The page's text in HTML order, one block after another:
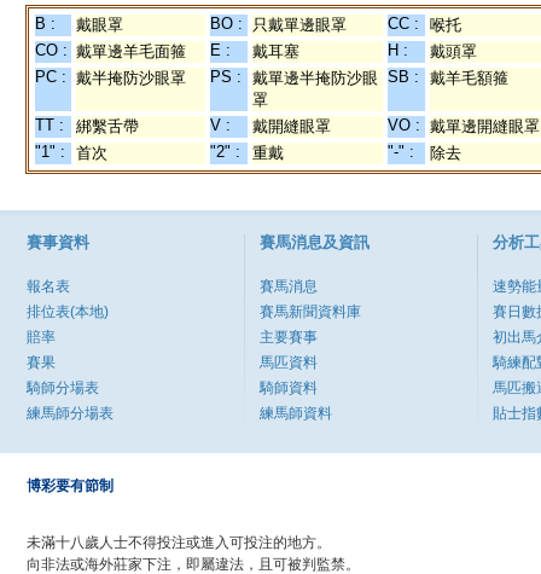
B : 戴眼罩 BO : 只戴單邊眼罩 CC :
喉托
CO : 戴單邊羊毛面箍 E : 戴耳塞 H :
戴頭罩
PC : 戴半掩防沙眼罩 PS :
戴單邊半掩防沙眼
罩
SB : 戴羊毛額箍
TT : 綁繫舌帶 V : 戴開縫眼罩 VO : 戴單邊開縫眼罩
"1" :
首次 "2" : 重戴 "-" : 除去
賽事資料
報名表
排位表(本地)
賠率
賽果
騎師分場表
練馬師分場表
賽馬消息及資訊
賽馬消息
賽馬新聞資料庫
主要賽事
馬匹資料
騎師資料
練馬師資料
分析
速勢能
賽日數
初出馬
騎練配
馬匹搬
貼士指
博彩要有節制
未滿十八歲人士不得投注或進入可投注的地方。
向非法或海外莊家下注，即屬違法，且可被判監禁。